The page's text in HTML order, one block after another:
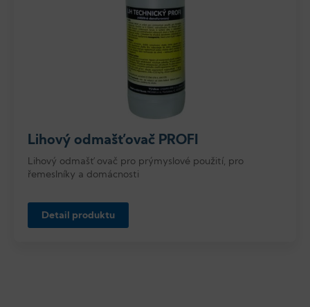
Lihový odmašťovač PROFI
Lihový odmašťovač pro prýmyslové použití, pro
řemeslníky a domácnosti
Detail produktu